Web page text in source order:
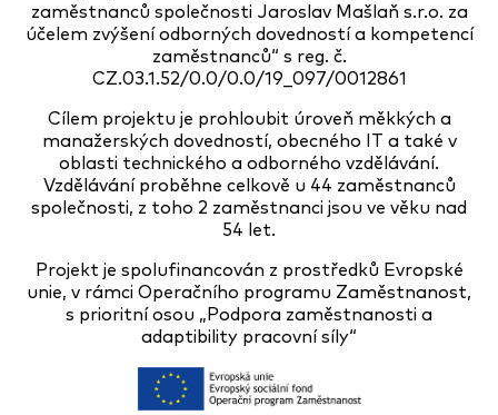
zaměstnanců společnosti Jaroslav Mašlaň s.r.o. za
účelem zvýšení odborných dovedností a kompetencí
zaměstnanců“ s reg. č.
CZ.03.1.52/0.0/0.0/19_097/0012861
Cílem projektu je prohloubit úroveň měkkých a
manažerských dovedností, obecného IT a také v
oblasti technického a odborného vzdělávání.
Vzdělávání proběhne celkově u 44 zaměstnanců
společnosti, z toho 2 zaměstnanci jsou ve věku nad
54 let.
Projekt je spolufinancován z prostředků Evropské
unie, v rámci Operačního programu Zaměstnanost,
s prioritní osou „Podpora zaměstnanosti a
adaptibility pracovní síly“